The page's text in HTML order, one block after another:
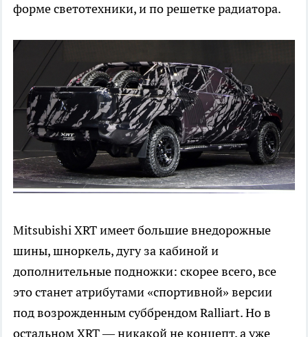
форме светотехники, и по решетке радиатора.
Mitsubishi XRT имеет большие внедорожные
шины, шноркель, дугу за кабиной и
дополнительные подножки: скорее всего, все
это станет атрибутами «спортивной» версии
под возрожденным суббрендом Ralliart. Но в
остальном XRT — никакой не концепт, а уже